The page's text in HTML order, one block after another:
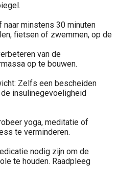
minstens 30 minuten
fietsen of zwemmen, op de
van de
op te bouwen.
Zelfs een bescheiden
insulinegevoeligheid
yoga, meditatie of
te verminderen.
nodig zijn om de
te houden. Raadpleeg